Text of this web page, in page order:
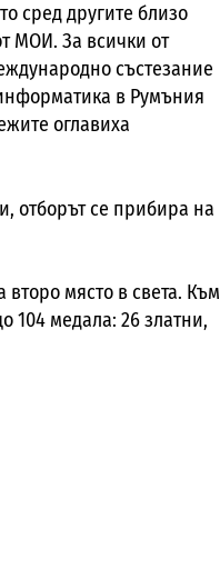
сред другите близо
МОИ. За всички от
състезание
в Румъния
оглавиха
отборът се прибира на
второ място в света. Към
104 медала: 26 златни,